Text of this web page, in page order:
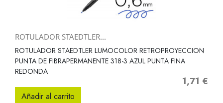
ROTULADOR STAEDTLER...
ROTULADOR STAEDTLER LUMOCOLOR RETROPROYECCION
PUNTA DE FIBRAPERMANENTE 318-3 AZUL PUNTA FINA
REDONDA
Precio
1,71 €
Añadir al carrito